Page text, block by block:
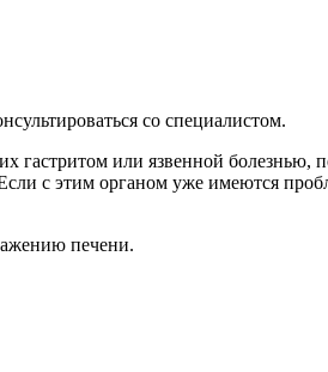
со специалистом.
или язвенной болезнью,
с этим органом уже имеются
печени.